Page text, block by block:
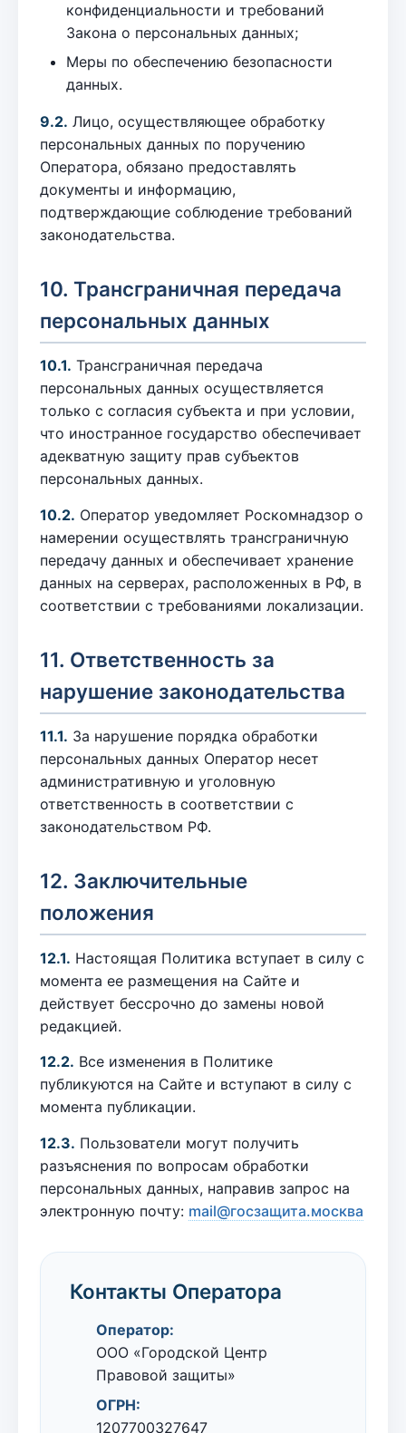
конфиденциальности и требований
Закона о персональных данных;
Меры по обеспечению безопасности
данных.
9.2. Лицо, осуществляющее обработку
персональных данных по поручению
Оператора, обязано предоставлять
документы и информацию,
подтверждающие соблюдение требований
законодательства.
10. Трансграничная передача
персональных данных
10.1. Трансграничная передача
персональных данных осуществляется
только с согласия субъекта и при условии,
что иностранное государство обеспечивает
адекватную защиту прав субъектов
персональных данных.
10.2. Оператор уведомляет Роскомнадзор о
намерении осуществлять трансграничную
передачу данных и обеспечивает хранение
данных на серверах, расположенных в РФ, в
соответствии с требованиями локализации.
11. Ответственность за
нарушение законодательства
11.1. За нарушение порядка обработки
персональных данных Оператор несет
административную и уголовную
ответственность в соответствии с
законодательством РФ.
12. Заключительные
положения
12.1. Настоящая Политика вступает в силу с
момента ее размещения на Сайте и
действует бессрочно до замены новой
редакцией.
12.2. Все изменения в Политике
публикуются на Сайте и вступают в силу с
момента публикации.
12.3. Пользователи могут получить
разъяснения по вопросам обработки
персональных данных, направив запрос на
электронную почту: mail@госзащита.москва
Контакты Оператора
Оператор:
ООО «Городской Центр
Правовой защиты»
ОГРН:
1207700327647